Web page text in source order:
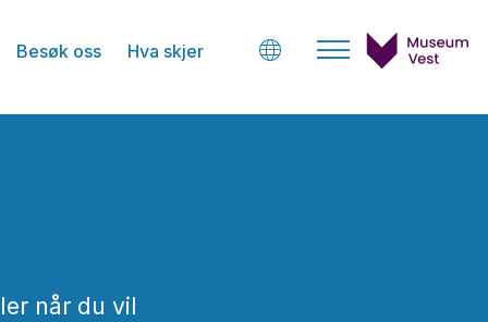
Besøk oss Hva skjer
når du vil